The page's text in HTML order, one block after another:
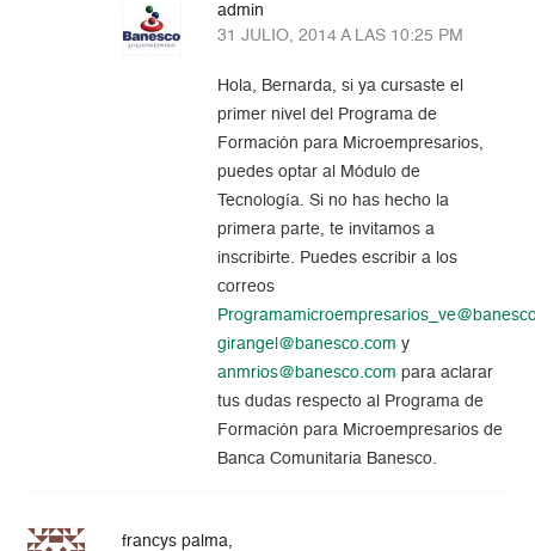
admin
31 JULIO, 2014 A LAS 10:25 PM
Hola, Bernarda, si ya cursaste el
primer nivel del Programa de
Formación para Microempresarios,
puedes optar al Módulo de
Tecnología. Si no has hecho la
primera parte, te invitamos a
inscribirte. Puedes escribir a los
correos
girangel@banesco.com y
anmrios@banesco.com para aclarar
tus dudas respecto al Programa de
Formación para Microempresarios de
Banca Comunitaria Banesco.
francys palma,